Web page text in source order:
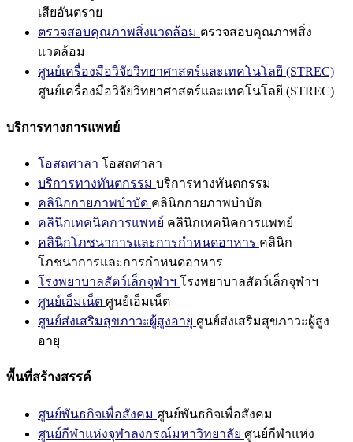
เสียอันตราย
ตรวจสอบคุณภาพสิ่งแวดล้อม ตรวจสอบคุณภาพสิ่ง
แวดล้อม
ศูนย์เครื่องมือวิจัยวิทยาศาสตร์และเทคโนโลยี (STREC)
ศูนย์เครื่องมือวิจัยวิทยาศาสตร์และเทคโนโลยี (STREC)
บริการทางการแพทย์
โอสถศาลา โอสถศาลา
บริการทางทันตกรรม บริการทางทันตกรรม
คลินิกกายภาพบำบัด คลินิกกายภาพบำบัด
คลินิกเทคนิคการแพทย์ คลินิกเทคนิคการแพทย์
คลินิกโภชนาการและการกำหนดอาหาร คลินิก
โภชนาการและการกำหนดอาหาร
โรงพยาบาลสัตว์เล็กจุฬาฯ โรงพยาบาลสัตว์เล็กจุฬาฯ
ศูนย์เอ็มเน็ต ศูนย์เอ็มเน็ต
ศูนย์ส่งเสริมสุขภาวะผู้สูงอายุ ศูนย์ส่งเสริมสุขภาวะผู้สูง
อายุ
พื้นที่สร้างสรรค์
ศูนย์พันธกิจเพื่อสังคม ศูนย์พันธกิจเพื่อสังคม
ศูนย์กีฬาแห่งจุฬาลงกรณ์มหาวิทยาลัย ศูนย์กีฬาแห่ง